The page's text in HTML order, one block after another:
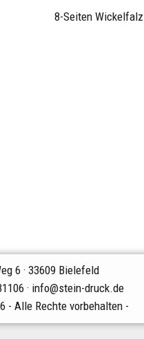
8-Seiten Wickelfalz
6 · 33609 Bielefeld
· info@stein-druck.de
- Alle Rechte vorbehalten -